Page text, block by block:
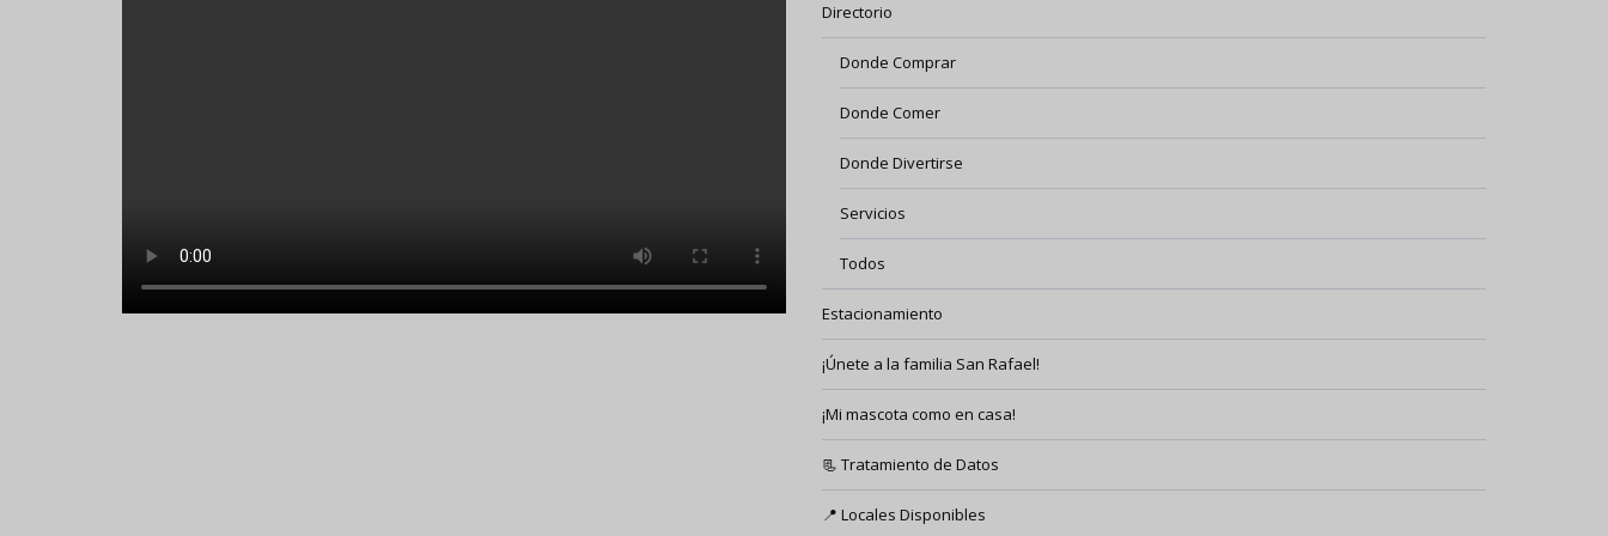
Directorio
Donde Comprar
Donde Comer
Donde Divertirse
Servicios
Todos
Estacionamiento
¡Únete a la familia San Rafael!
¡Mi mascota como en casa!
📃 Tratamiento de Datos
📍 Locales Disponibles